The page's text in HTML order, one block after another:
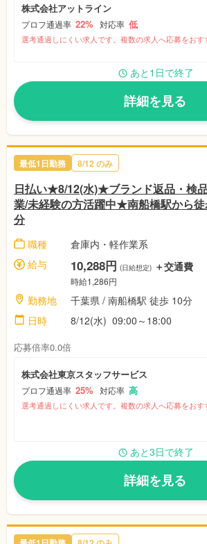
株式会社アットライン
プロフ通過率 22% 対応率 低
選考通過しにくい求人です。複数の求人へ応募をおす
あと1日で終了
詳細を見る
最低1日勤務 8/12 のみ
日払い★8/12(水)★ブランド返品・検
業/未経験の方活躍中★南船橋駅から
分
職種
倉庫内・軽作業系
給与
10,288円 (日給想定) ＋交通費
時給1,286円
勤務地
千葉県 / 南船橋駅 徒歩 10分
日時
8/12(水) 09:00～18:00
応募倍率0.0倍
株式会社東京スタッフサービス
プロフ通過率 25% 対応率 高
選考通過しにくい求人です。複数の求人へ応募をおす
あと3日で終了
詳細を見る